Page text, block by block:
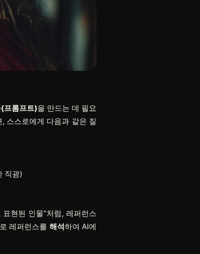
프롬프트)을 만드는 데 필요
스스로에게 다음과 같은 질
직광)
현된 인물”처럼, 레퍼런스
레퍼런스를 해석하여 AI에